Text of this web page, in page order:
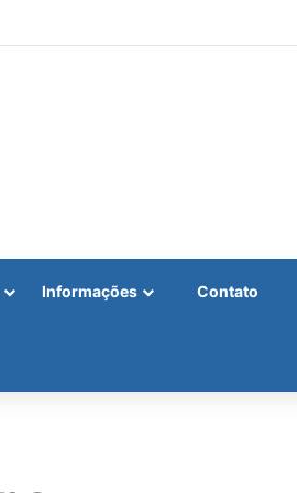
Informações Contato